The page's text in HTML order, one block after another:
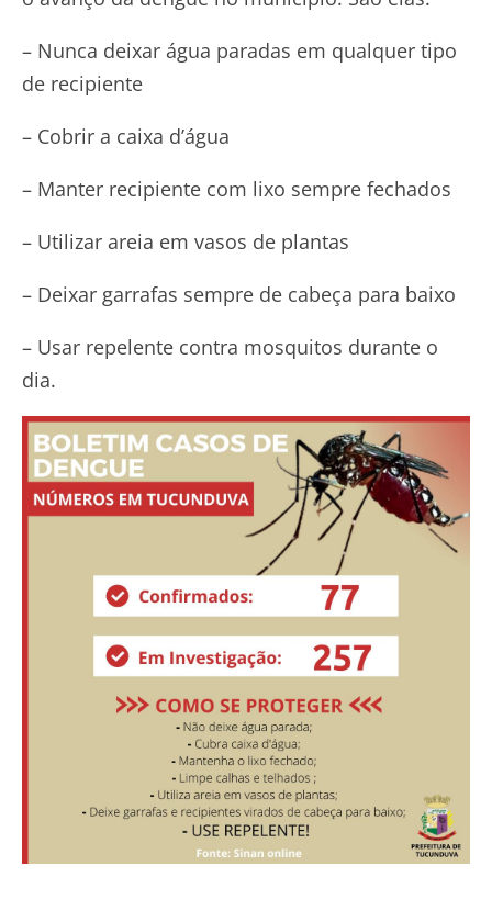
– Nunca deixar água paradas em qualquer tipo
de recipiente
– Cobrir a caixa d’água
– Manter recipiente com lixo sempre fechados
– Utilizar areia em vasos de plantas
– Deixar garrafas sempre de cabeça para baixo
– Usar repelente contra mosquitos durante o
dia.